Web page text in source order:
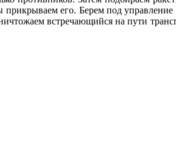
прикрываем его. Берем под
встречающийся на пути